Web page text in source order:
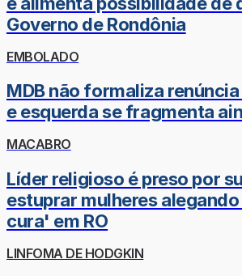
Governo de Rondônia
EMBOLADO
MDB não formaliza
e esquerda se fragmenta
MACABRO
Líder religioso é preso por
estuprar mulheres
cura' em RO
LINFOMA DE HODGKIN